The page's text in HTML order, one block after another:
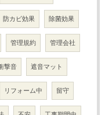
防カビ効果 除菌効果
管理規約 管理会社
撃音 遮音マット
リフォーム中 留守